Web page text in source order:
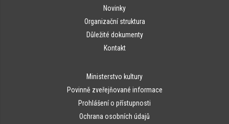
Novinky
Organizační struktura
Důležité dokumenty
Kontakt
Ministerstvo kultury
Povinně zveřejňované informace
Prohlášení o přístupnosti
Ochrana osobních údajů